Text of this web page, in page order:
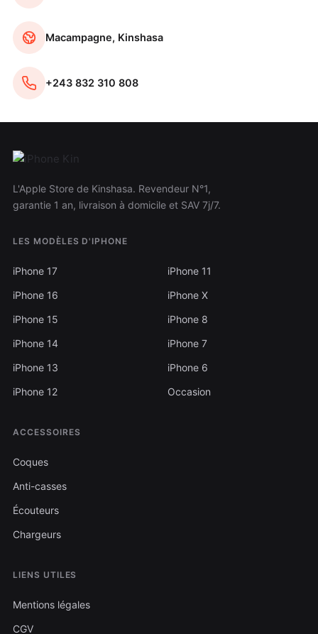
Macampagne, Kinshasa
+243 832 310 808
L'Apple Store de Kinshasa. Revendeur N°1,
garantie 1 an, livraison à domicile et SAV 7j/7.
LES MODÈLES D'IPHONE
iPhone 17
iPhone 16
iPhone 15
iPhone 14
iPhone 13
iPhone 12
iPhone 11
iPhone X
iPhone 8
iPhone 7
iPhone 6
Occasion
ACCESSOIRES
Coques
Anti-casses
Écouteurs
Chargeurs
LIENS UTILES
Mentions légales
CGV